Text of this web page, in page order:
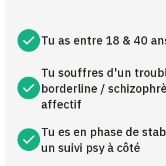
Tu as entre 18 & 40
Tu souffres d'un
borderline /
affectif
Tu es en phase de
un suivi psy à côté